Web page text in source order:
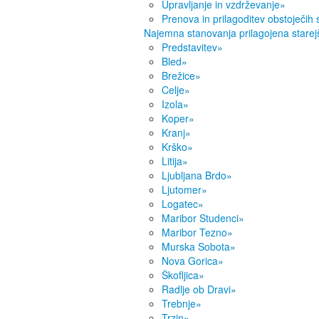
Upravljanje in vzdrževanje»
Prenova in prilagoditev obstoječih
Najemna stanovanja prilagojena
Predstavitev»
Bled»
Brežice»
Celje»
Izola»
Koper»
Kranj»
Krško»
Litija»
Ljubljana Brdo»
Ljutomer»
Logatec»
Maribor Studenci»
Maribor Tezno»
Murska Sobota»
Nova Gorica»
Škofljica»
Radlje ob Dravi»
Trebnje»